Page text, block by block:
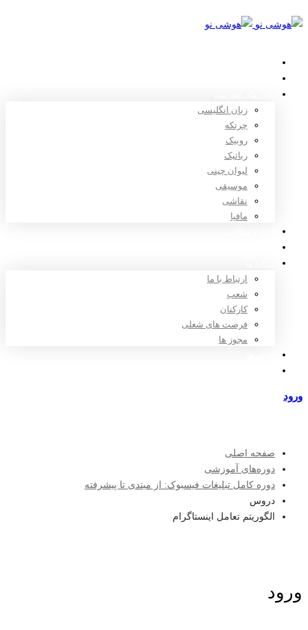
زبان انگلیسی
چرتکه
روبیک
رباتیک
لیوان چینی
موسیقی
نقاشی
مافیا
ارتباط با ما
شعب
کارکنان
فرصت های شغلی
مجوز ها
ورود
صفحه اصلی
دوره‌های آموزشی
دوره کامل تبلیغات فیسبوک: از مبتدی تا پیشرفته
دروس
الگوریتم تعامل اینستاگرام
ورود